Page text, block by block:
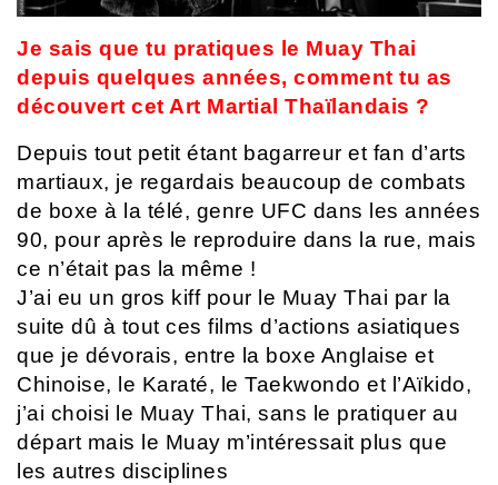
Je sais que tu pratiques le Muay Thai
depuis quelques années, comment tu as
découvert cet Art Martial Thaïlandais ?
Depuis tout petit étant bagarreur et fan d’arts
martiaux, je regardais beaucoup de combats
de boxe à la télé, genre UFC dans les années
90, pour après le reproduire dans la rue, mais
ce n’était pas la même !
J’ai eu un gros kiff pour le Muay Thai par la
suite dû à tout ces films d’actions asiatiques
que je dévorais, entre la boxe Anglaise et
Chinoise, le Karaté, le Taekwondo et l’Aïkido,
j’ai choisi le Muay Thai, sans le pratiquer au
départ mais le Muay m’intéressait plus que
les autres disciplines